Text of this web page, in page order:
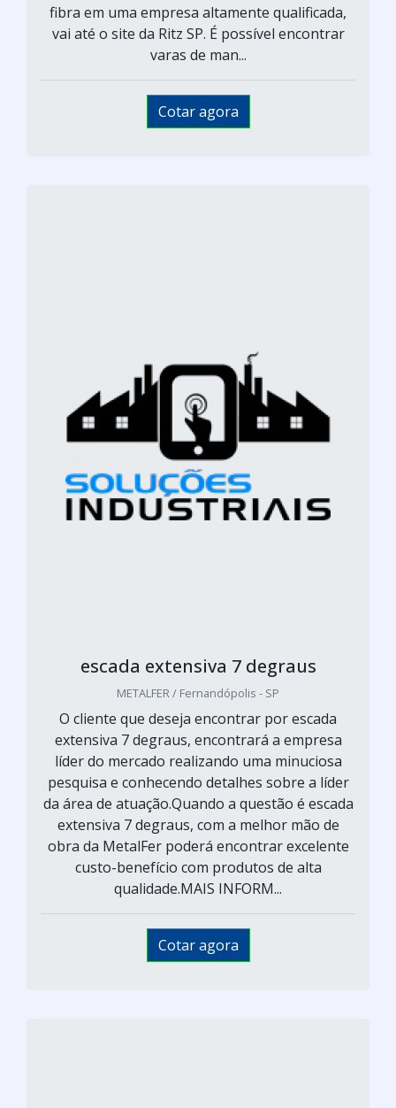
fibra em uma empresa altamente qualificada,
vai até o site da Ritz SP. É possível encontrar
varas de man...
Cotar agora
escada extensiva 7 degraus
METALFER / Fernandópolis - SP
O cliente que deseja encontrar por escada
extensiva 7 degraus, encontrará a empresa
líder do mercado realizando uma minuciosa
pesquisa e conhecendo detalhes sobre a líder
da área de atuação.Quando a questão é escada
extensiva 7 degraus, com a melhor mão de
obra da MetalFer poderá encontrar excelente
custo-benefício com produtos de alta
qualidade.MAIS INFORM...
Cotar agora